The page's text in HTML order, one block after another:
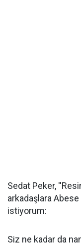
Sedat Peker,
arkadaşlara
istiyorum:
Siz ne kadar da